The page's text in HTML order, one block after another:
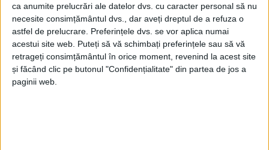
ca anumite prelucrări ale datelor dvs. cu caracter personal să nu
necesite consimțământul dvs., dar aveți dreptul de a refuza o
astfel de prelucrare. Preferințele dvs. se vor aplica numai
acestui site web. Puteți să vă schimbați preferințele sau să vă
retrageți consimțământul în orice moment, revenind la acest site
și făcând clic pe butonul "Confidențialitate" din partea de jos a
paginii web.
Articolesimilare